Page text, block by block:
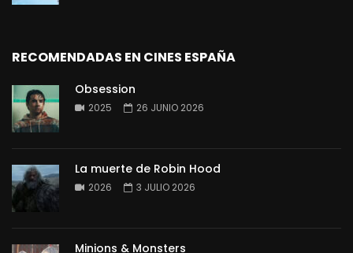
RECOMENDADAS EN CINES ESPAÑA
Obsession
2025 26 JUNIO 2026
La muerte de Robin Hood
2026 3 JULIO 2026
Minions & Monsters